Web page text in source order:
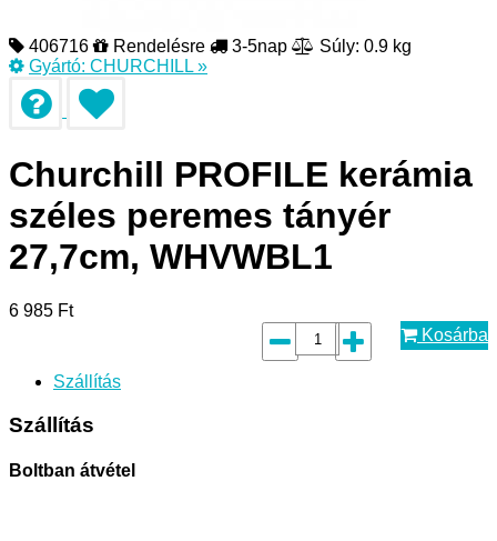
406716 Rendelésre 3-5nap
Súly: 0.9 kg
Gyártó: CHURCHILL »
Churchill PROFILE kerámia
széles peremes tányér
27,7cm, WHVWBL1
6 985 Ft
Kosárba
Szállítás
Szállítás
Boltban átvétel